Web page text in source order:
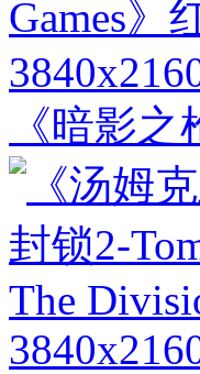
《暗影